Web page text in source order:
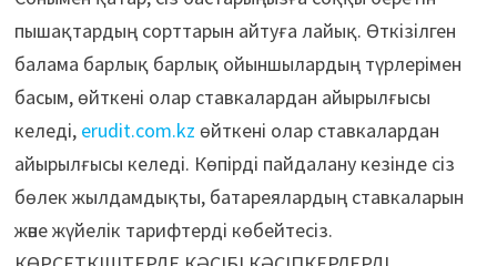
пышақтардың сорттарын айтуға лайық. Өткізілген
балама барлық барлық ойыншылардың түрлерімен
басым, өйткені олар ставкалардан айырылғысы
келеді, erudit.com.kz өйткені олар ставкалардан
айырылғысы келеді. Көпірді пайдалану кезінде сіз
бөлек жылдамдықты, батареялардың ставкаларын
және жүйелік тарифтерді көбейтесіз.